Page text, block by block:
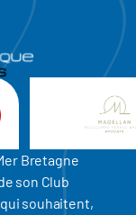
Bretagne
son Club
souhaitent,